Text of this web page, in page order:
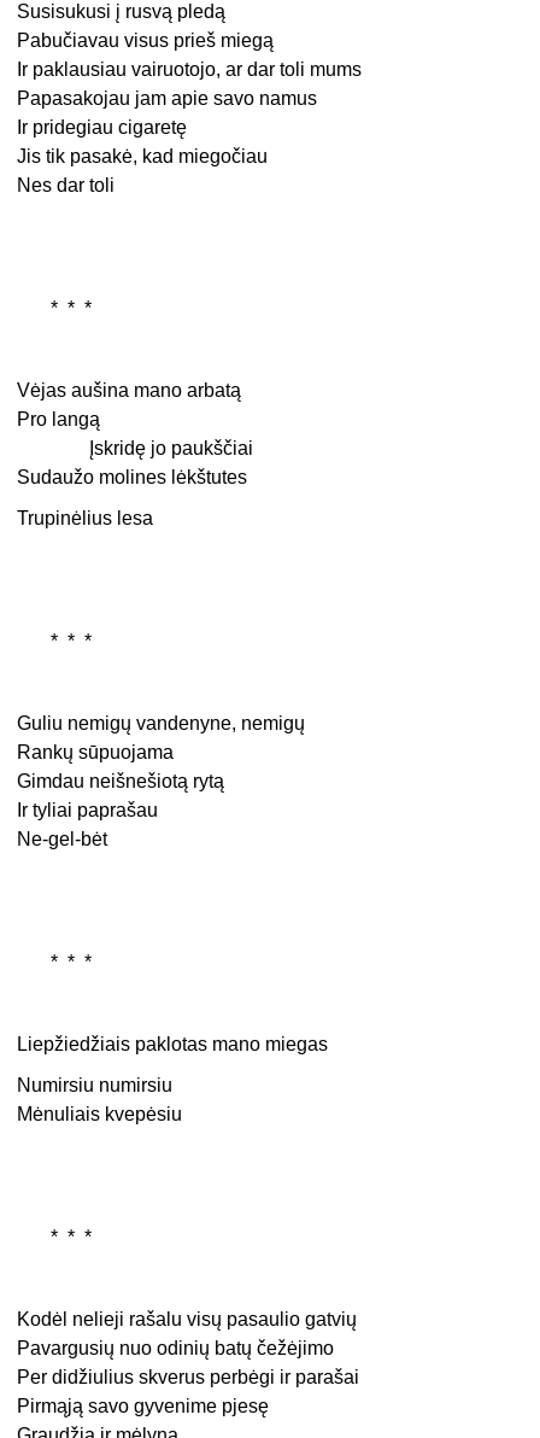
Susisukusi į rusvą pledą
Pabučiavau visus prieš miegą
Ir paklausiau vairuotojo, ar dar toli mums
Papasakojau jam apie savo namus
Ir pridegiau cigaretę
Jis tik pasakė, kad miegočiau
Nes dar toli
* * *
Vėjas aušina mano arbatą
Pro langą
Įskridę jo paukščiai
Sudaužo molines lėkštutes
Trupinėlius lesa
* * *
Guliu nemigų vandenyne, nemigų
Rankų sūpuojama
Gimdau neišnešiotą rytą
Ir tyliai paprašau
Ne-gel-bėt
* * *
Liepžiedžiais paklotas mano miegas
Numirsiu numirsiu
Mėnuliais kvepėsiu
* * *
Kodėl nelieji rašalu visų pasaulio gatvių
Pavargusių nuo odinių batų čežėjimo
Per didžiulius skverus perbėgi ir parašai
Pirmąją savo gyvenime pjesę